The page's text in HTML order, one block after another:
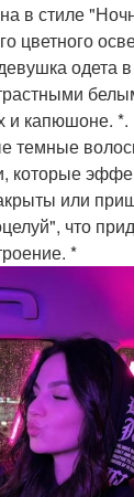
в стиле
цветного
одета
и капюшоне. *.
темные
которые
или
что
*